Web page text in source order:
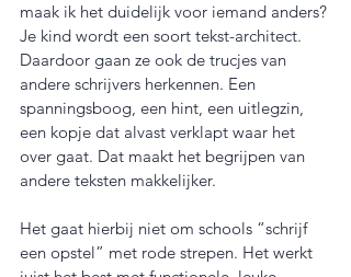
maak ik het duidelijk voor iemand anders?
Je kind wordt een soort tekst-architect.
Daardoor gaan ze ook de trucjes van
andere schrijvers herkennen. Een
spanningsboog, een hint, een uitlegzin,
een kopje dat alvast verklapt waar het
over gaat. Dat maakt het begrijpen van
andere teksten makkelijker.
Het gaat hierbij niet om schools “schrijf
een opstel” met rode strepen. Het werkt